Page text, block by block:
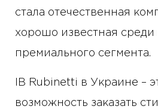
стала отечественная
хорошо известная
премиального сегмента.
IB Rubinetti в Украине –
возможность заказать